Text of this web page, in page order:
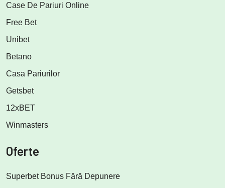
Case De Pariuri Online
Free Bet
Unibet
Betano
Casa Pariurilor
Getsbet
12xBET
Winmasters
Oferte
Superbet Bonus Fără Depunere